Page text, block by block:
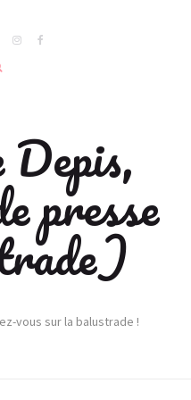
presse
vous sur la balustrade !